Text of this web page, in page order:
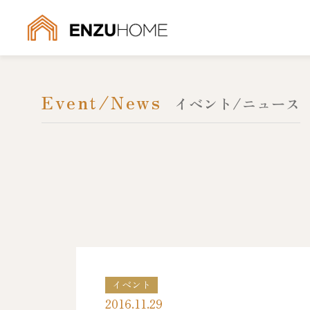
Event/News イベント/ニュース
イベント
2016.11.29